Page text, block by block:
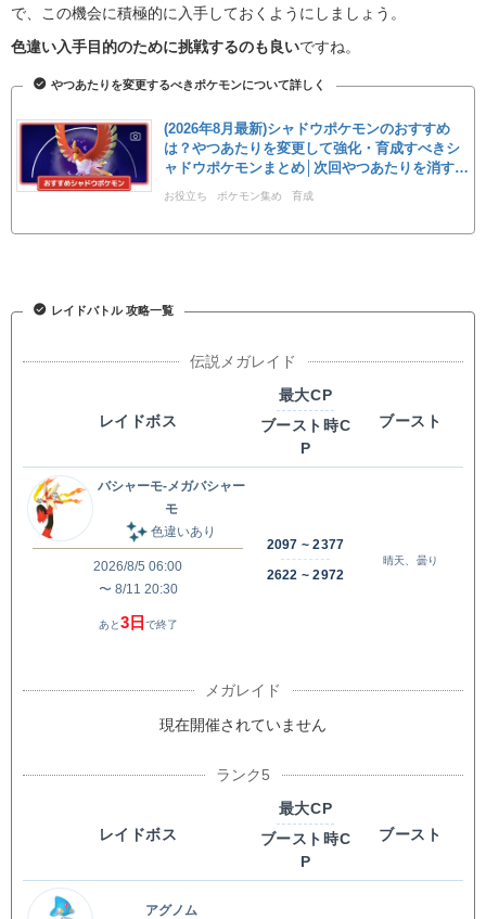
で、この機会に積極的に入手しておくようにしましょう。
色違い入手目的のために挑戦するのも良いですね。
やつあたりを変更するべきポケモンについて詳しく
(2026年8月最新)シャドウポケモンのおすすめ
は？やつあたりを変更して強化・育成すべきシ
ャドウポケモンまとめ│次回やつあたりを消すイ
ベントはいつ？
お役立ち ポケモン集め 育成
レイドバトル 攻略一覧
レイドボス
最大CP
ブースト時C
P
ブースト
バシャーモ-メガバシャー
モ
色違いあり
2026/8/5 06:00
〜 8/11 20:30
あと3日 で終了
2097 ~ 2377
2622 ~ 2972
晴天、曇り
現在開催されていません
レイドボス
最大CP
ブースト時C
P
ブースト
アグノム